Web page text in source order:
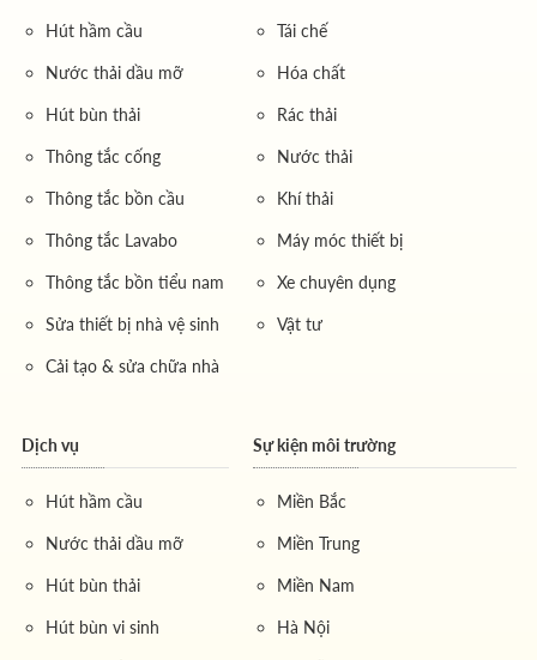
Hút hầm cầu
Nước thải dầu mỡ
Hút bùn thải
Thông tắc cống
Thông tắc bồn cầu
Thông tắc Lavabo
Thông tắc bồn tiểu nam
Sửa thiết bị nhà vệ sinh
Cải tạo & sửa chữa nhà
Tái chế
Hóa chất
Rác thải
Nước thải
Khí thải
Máy móc thiết bị
Xe chuyên dụng
Vật tư
Dịch vụ
Hút hầm cầu
Nước thải dầu mỡ
Hút bùn thải
Hút bùn vi sinh
Sự kiện môi trường
Miền Bắc
Miền Trung
Miền Nam
Hà Nội